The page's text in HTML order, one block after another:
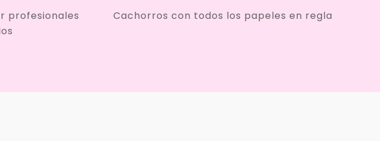
profesionales
Cachorros con todos los papeles en regla